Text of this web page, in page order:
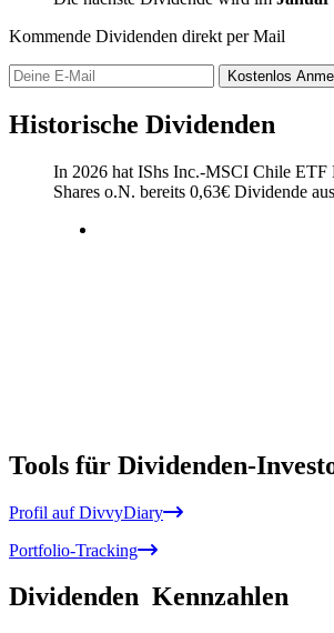
Kommende Dividenden direkt per Mail
Kostenlos
Historische Dividenden
In 2026 hat IShs Inc.-MSCI Chile ETF
Shares o.N. bereits 0,63€ Dividende
Tools für Dividenden-
Profil auf DivvyDiary
Portfolio-Tracking
Dividenden Kennzahlen